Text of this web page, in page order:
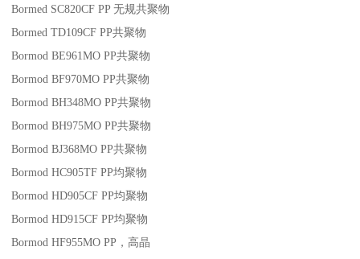
Bormed SC820CF PP无规共聚物
Bormed TD109CF PP共聚物
Bormod BE961MO PP共聚物
Bormod BF970MO PP共聚物
Bormod BH348MO PP共聚物
Bormod BH975MO PP共聚物
Bormod BJ368MO PP共聚物
Bormod HC905TF PP均聚物
Bormod HD905CF PP均聚物
Bormod HD915CF PP均聚物
Bormod HF955MO PP ，高晶